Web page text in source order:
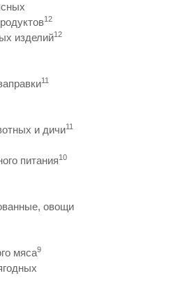
12
изделий12
11
и дичи11
питания10
овощи
мяса9